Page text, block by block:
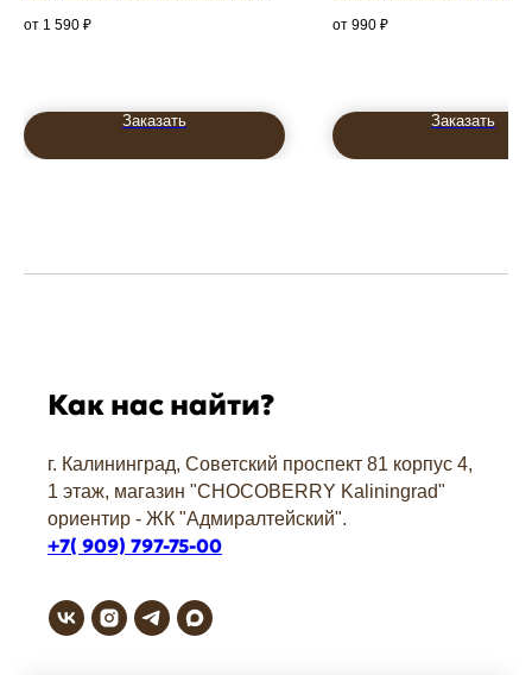
70см1 590 ₽
Заказать
990 ₽
Заказать
Как нас найти?
г. Калининград, Советский проспект 81 корпус 4,
1 этаж, магазин "СHOCOBERRY Kaliningrad"
ориентир - ЖК "Адмиралтейский".
+7( 909) 797-75-00